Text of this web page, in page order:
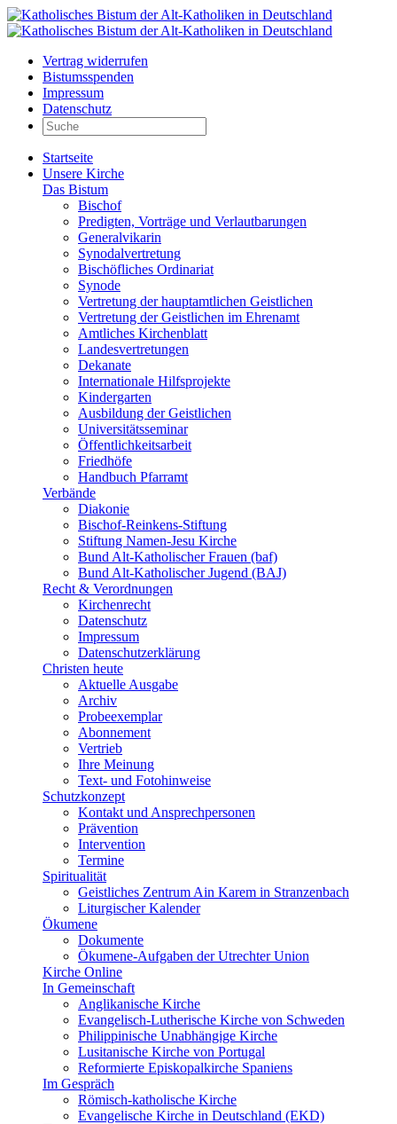
Vertrag widerrufen
Bistumsspenden
Impressum
Datenschutz
Startseite
Unsere Kirche
Das Bistum
Bischof
Predigten, Vorträge und Verlautbarungen
Generalvikarin
Synodalvertretung
Bischöfliches Ordinariat
Synode
Vertretung der hauptamtlichen Geistlichen
Vertretung der Geistlichen im Ehrenamt
Amtliches Kirchenblatt
Landesvertretungen
Dekanate
Internationale Hilfsprojekte
Kindergarten
Ausbildung der Geistlichen
Universitätsseminar
Öffentlichkeitsarbeit
Friedhöfe
Handbuch Pfarramt
Verbände
Diakonie
Bischof-Reinkens-Stiftung
Stiftung Namen-Jesu Kirche
Bund Alt-Katholischer Frauen (baf)
Bund Alt-Katholischer Jugend (BAJ)
Recht & Verordnungen
Kirchenrecht
Datenschutz
Impressum
Datenschutzerklärung
Christen heute
Aktuelle Ausgabe
Archiv
Probeexemplar
Abonnement
Vertrieb
Ihre Meinung
Text- und Fotohinweise
Schutzkonzept
Kontakt und Ansprechpersonen
Prävention
Intervention
Termine
Spiritualität
Geistliches Zentrum Ain Karem in Stranzenbach
Liturgischer Kalender
Ökumene
Dokumente
Ökumene-Aufgaben der Utrechter Union
Kirche Online
In Gemeinschaft
Anglikanische Kirche
Evangelisch-Lutherische Kirche von Schweden
Philippinische Unabhängige Kirche
Lusitanische Kirche von Portugal
Reformierte Episkopalkirche Spaniens
Im Gespräch
Römisch-katholische Kirche
Evangelische Kirche in Deutschland (EKD)